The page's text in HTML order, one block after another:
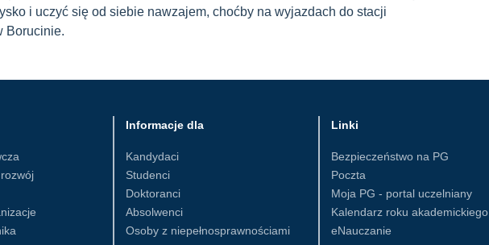
i uczyć się od siebie nawzajem, choćby na wyjazdach do stacji
Borucinie.
Informacje dla
Kandydaci
Studenci
Doktoranci
Absolwenci
Osoby z niepełnosprawnościami
Linki
Bezpieczeństwo na PG
Poczta
Moja PG - portal uczelniany
Kalendarz roku akademickiego
eNauczanie